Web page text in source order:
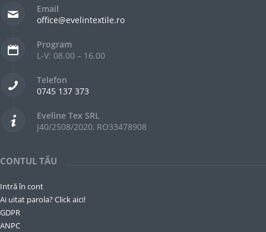
Email
office@evelintextile.ro
Program
L-V: 08.00 – 16.00
Telefon
0745 137 373
Eveline Tex SRL
J40/2508/2020, RO33478908
CONTUL TĂU
Intră în cont
Ai uitat parola? Click aici!
GDPR
ANPC